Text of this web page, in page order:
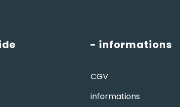
- informations
CGV
informations